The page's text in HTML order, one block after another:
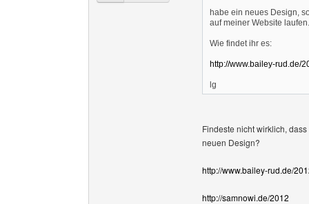
habe ein neues Design,
auf meiner Website laufen.
Wie findet ihr es:
http://www.bailey-rud.de/
lg
Findeste nicht wirklich,
neuen Design?
http://www.bailey-rud.de/
http://samnowi.de/2012